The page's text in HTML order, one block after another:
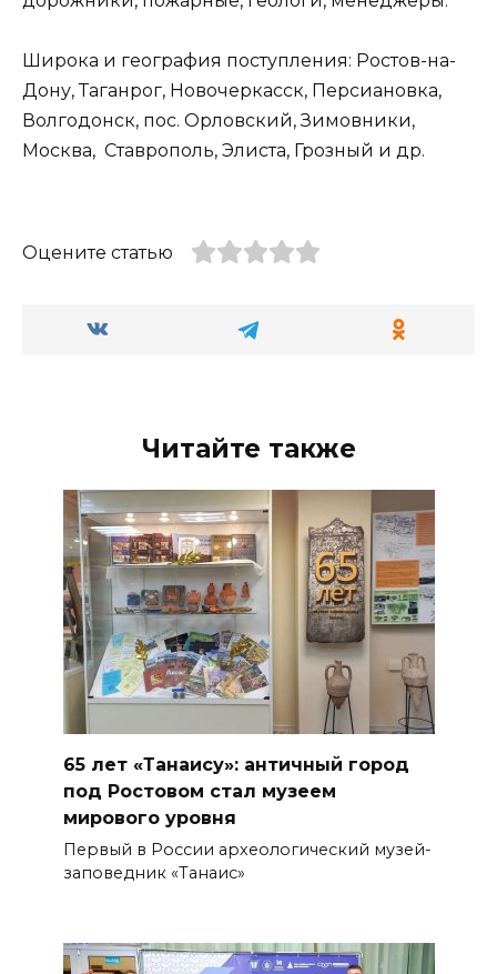
Широка и география поступления: Ростов-на-
Дону, Таганрог, Новочеркасск, Персиановка,
Волгодонск, пос. Орловский, Зимовники,
Москва, Ставрополь, Элиста, Грозный и др.
Оцените статью
Читайте также
65 лет «Танаису»: античный город
под Ростовом стал музеем
мирового уровня
Первый в России археологический музей-
заповедник «Танаис»